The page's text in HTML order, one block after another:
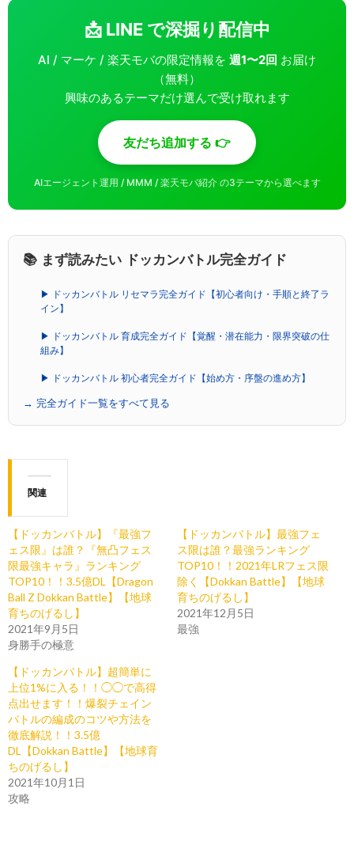
📩 LINE で深掘り配信中
AI / マーケ / 楽天モバの限定情報を 週1〜2回 お届け
（無料）
興味のあるテーマだけ選んで受け取れます
友だち追加する 👉
AIエージェント運用 / MMM / 楽天モバ紹介 の3テーマから選べます
📚 まず読みたい ドッカンバトル完全ガイド
▶ ドッカンバトル リセマラ完全ガイド【初心者向け・手順と終了ラ
イン】
▶ ドッカンバトル 育成完全ガイド【覚醒・潜在能力・限界突破の仕
組み】
▶ ドッカンバトル 初心者完全ガイド【始め方・序盤の進め方】
→ 完全ガイド一覧をすべて見る
関連
【ドッカンバトル】『最強フ
ェス限』は誰？『無凸フェス
限最強キャラ』ランキング
TOP10！！3.5億DL【Dragon
Ball Z Dokkan Battle】【地球
育ちのげるし】
2021年9月5日
身勝手の極意
【ドッカンバトル】最強フェ
ス限は誰？最強ランキング
TOP10！！2021年LRフェス限
除く【Dokkan Battle】【地球
育ちのげるし】
2021年12月5日
最強
【ドッカンバトル】超簡単に
上位1%に入る！！◯◯で高得
点出せます！！爆裂チェイン
バトルの編成のコツや方法を
徹底解説！！3.5億
DL【Dokkan Battle】【地球育
ちのげるし】
2021年10月1日
攻略